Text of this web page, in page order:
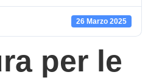
26 Marzo 2025
per le